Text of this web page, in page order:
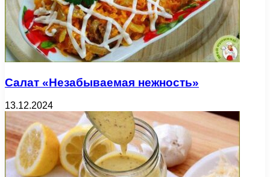
Салат «Незабываемая нежность»
13.12.2024